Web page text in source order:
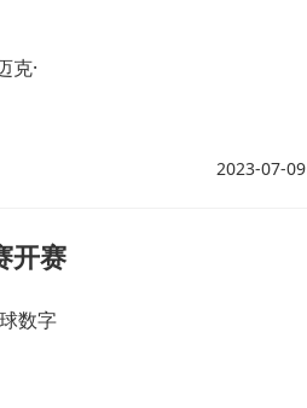
克·
2023-07-09
开赛
数字